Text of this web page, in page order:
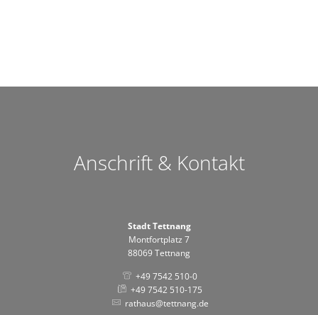
Anschrift & Kontakt
Stadt Tettnang
Montfortplatz 7
88069 Tettnang
+49 7542 510-0
+49 7542 510-175
rathaus@tettnang.de